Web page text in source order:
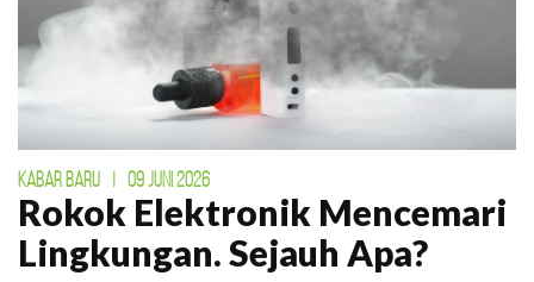
KABAR BARU | 09 JUNI 2026
Rokok Elektronik Mencemari
Lingkungan. Sejauh Apa?